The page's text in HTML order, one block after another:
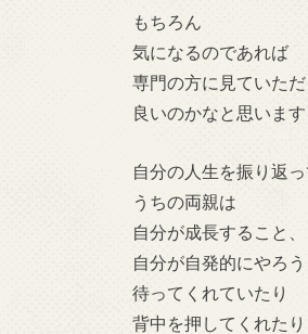
もちろん
気になるのであれば
専門の方に見ていた
良いのかなと思います
自分の人生を振り返
うちの両親は
自分が成長すること、
自分が自発的にやろ
待ってくれていたり
背中を押してくれたり